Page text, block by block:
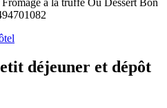
déjeuner et dépôt